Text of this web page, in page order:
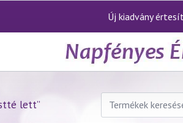
Új kiadvány
lett”
Keresés
következőre: